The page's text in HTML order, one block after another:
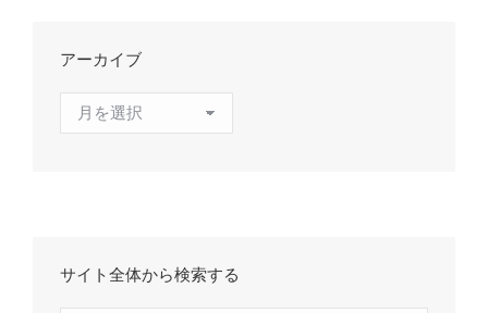
アーカイブ
サイト全体から検索する